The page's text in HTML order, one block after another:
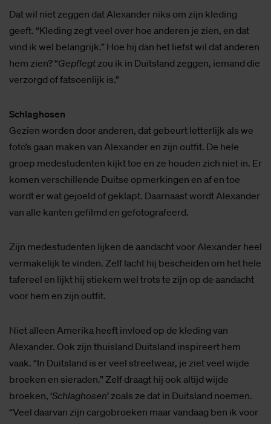
Dat wil niet zeggen dat Alexander niks om zijn kleding
geeft. “Kleding zegt veel over hoe anderen je zien, en dat
vind ik wel belangrijk.” Hoe hij dan het liefst wil dat anderen
hem zien? “Gepflegt zou ik in Duitsland zeggen, iemand die
verzorgd of fatsoenlijk is.”
Schlaghosen
Gezien worden door anderen, dat gebeurt letterlijk als we
foto’s gaan maken van Alexander en zijn outfit. De hele
groep medestudenten kijkt toe en ze houden zich niet in. Er
komen verschillende Duitse opmerkingen en af en toe
wordt er wat gejoeld of geklapt. Daarnaast wordt Alexander
van alle kanten gefilmd en gefotografeerd.
Zijn medestudenten lijken de aandacht voor Alexander heel
vermakelijk te vinden. Zelf lacht hij bescheiden om het hele
tafereel en lijkt hij stiekem wel trots te zijn op de aandacht
voor hem en zijn outfit.
Niet alleen Amerika heeft invloed op de kleding van
Alexander. Ook zijn thuisland Duitsland inspireert hem
vaak. “In Duitsland is er veel streetwear, je ziet veel wijde
broeken en sieraden.” Zelf draagt hij ook altijd wijde
broeken, ‘Schlaghosen’ zoals ze dat in Duitsland noemen.
“Veel daarvan zijn cargobroeken maar vandaag ben ik voor